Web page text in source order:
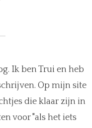
Ik ben Trui en heb
Op mijn site
die klaar zijn in
voor "als het iets